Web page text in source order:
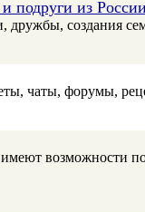
подруги из
создания
чаты, форумы,
возможности